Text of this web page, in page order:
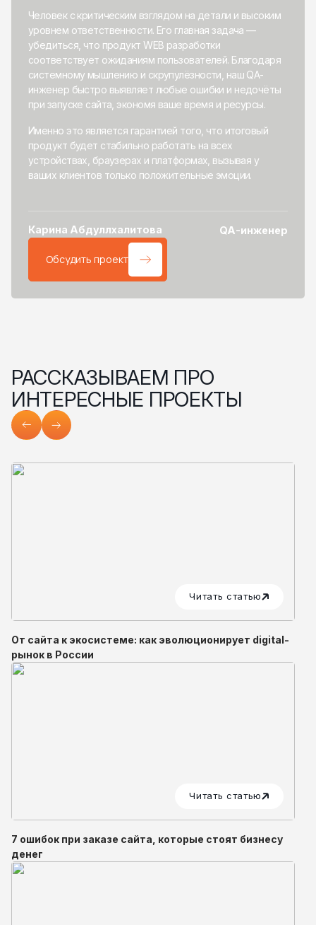
Человек с критическим взглядом на детали и высоким
уровнем ответственности. Его главная задача —
убедиться, что продукт WEB разработки
соответствует ожиданиям пользователей. Благодаря
системному мышлению и скрупулёзности, наш QA-
инженер быстро выявляет любые ошибки и недочёты
при запуске сайта, экономя ваше время и ресурсы.
Именно это является гарантией того, что итоговый
продукт будет стабильно работать на всех
устройствах, браузерах и платформах, вызывая у
ваших клиентов только положительные эмоции.
Карина Абдуллхалитова QA-инженер
Обсудить проект
РАССКАЗЫВАЕМ ПРО
ИНТЕРЕСНЫЕ ПРОЕКТЫ
Читать статью
От сайта к экосистеме: как эволюционирует digital-
рынок в России
Читать статью
7 ошибок при заказе сайта, которые стоят бизнесу
денег